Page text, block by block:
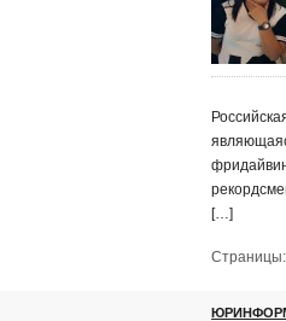
[…]
Страницы: